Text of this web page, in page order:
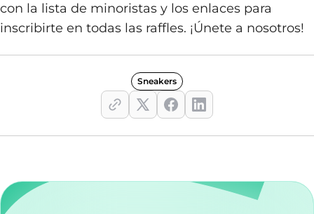
con la lista de minoristas y los enlaces para
inscribirte en todas las raffles. ¡Únete a nosotros!
Sneakers